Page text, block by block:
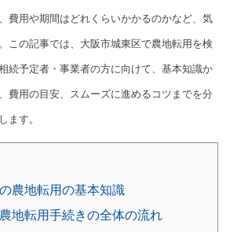
費用や期間はどれくらいかかるのかなど、気
この記事では、大阪市城東区で農地転用を検
続予定者・事業者の方に向けて、基本知識か
費用の目安、スムーズに進めるコツまでを分
ます。
農地転用の基本知識
地転用手続きの全体の流れ